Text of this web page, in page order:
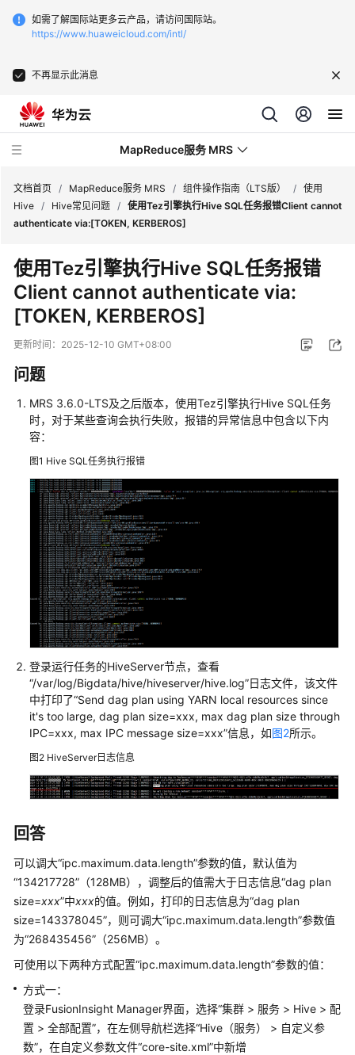
如需了解国际站更多云产品，请访问国际站。
https://www.huaweicloud.com/intl/
不再显示此消息
MapReduce服务 MRS
动
态
服
务
告
产
品
绍
入
门
用
户
指
南
件
作
指
南
（LTS
用
ClickHouse
DBService
文档首页 / MapReduce服务 MRS / 组件操作指南（LTS版） / 使用
Hive / Hive常见问题 / 使用Tez引擎执行Hive SQL任务报错Client cannot
authenticate via:[TOKEN, KERBEROS]
使用Tez引擎执行Hive SQL任务报错
Client cannot authenticate via:
[TOKEN, KERBEROS]
更新时间： 2025-12-10 GMT+08:00
问题
MRS 3.6.0-LTS及之后版本， 使用Tez引擎执行Hive SQL任务
时，对于某些查询会执行失败，报错的异常信息中包含以下内
容：
图1 Hive SQL任务执行报错
登录运行任务的HiveServer节点，查看
“/var/log/Bigdata/hive/hiveserver/hive.log”日志文件，该文件
中打印了“Send dag plan using YARN local resources since
it's too large, dag plan size=xxx, max dag plan size through
IPC=xxx, max IPC message size=xxx”信息，如图2所示。
图2 HiveServer日志信息
回答
可以调大“ipc.maximum.data.length”参数的值，默认值为
“134217728”（128MB），调整后的值需大于日志信息“dag plan
size=xxx”中xxx的值。例如，打印的日志信息为“dag plan
size=143378045”，则可调大“ipc.maximum.data.length”参数值
为“268435456”（256MB）。
可使用以下两种方式配置“ipc.maximum.data.length”参数的值：
方式一：
登录FusionInsight Manager界面，选择“集群 > 服务 > Hive > 配
置 > 全部配置”，在左侧导航栏选择“Hive（服务） > 自定义参
数”，在自定义参数文件“core-site.xml”中新增